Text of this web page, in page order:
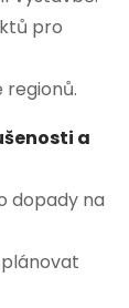
pro
a
dopady na